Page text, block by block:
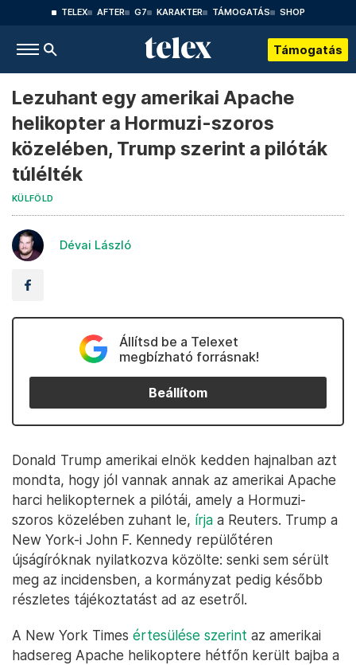
TELEX AFTER G7 KARAKTER TÁMOGATÁS SHOP
Támogatás
Lezuhant egy amerikai Apache
helikopter a Hormuzi-szoros
közelében, Trump szerint a pilóták
túlélték
KÜLFÖLD
Dévai László
Állítsd be a Telexet
megbízható forrásnak!
Beállítom
Donald Trump amerikai elnök kedden hajnalban azt
mondta, hogy jól vannak annak az amerikai Apache
harci helikopternek a pilótái, amely a Hormuzi-
szoros közelében zuhant le, írja a Reuters. Trump a
New York-i John F. Kennedy repülőtéren
újságíróknak nyilatkozva közölte: senki sem sérült
meg az incidensben, a kormányzat pedig később
részletes tájékoztatást ad az esetről.
A New York Times értesülése szerint az amerikai
hadsereg Apache helikoptere hétfőn került bajba a